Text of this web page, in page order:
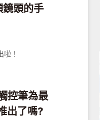
頭的手
！
控筆為最
出了嗎?